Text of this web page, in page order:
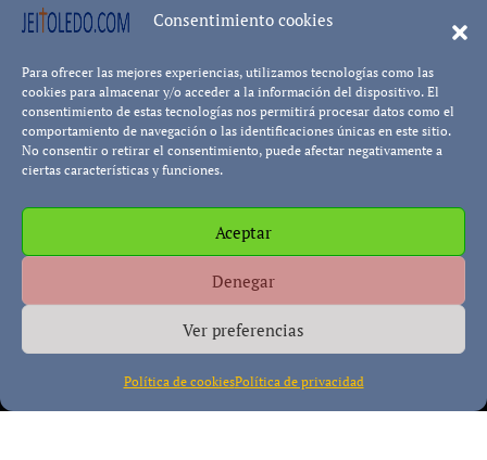
Consentimiento cookies
Para ofrecer las mejores experiencias, utilizamos tecnologías como las
cookies para almacenar y/o acceder a la información del dispositivo. El
consentimiento de estas tecnologías nos permitirá procesar datos como el
comportamiento de navegación o las identificaciones únicas en este sitio.
No consentir o retirar el consentimiento, puede afectar negativamente a
ciertas características y funciones.
Aceptar
Denegar
Ver preferencias
Política de cookiesPolítica de privacidad
Pablo Blanco Leer
Responsabilidad
Copyright © All rights reserved|Paper News